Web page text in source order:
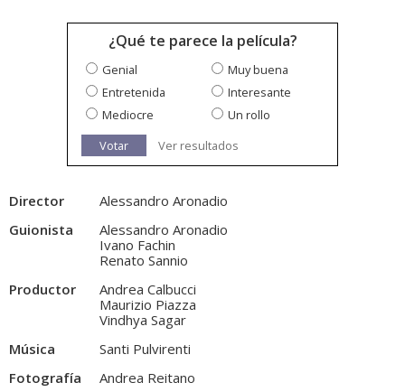
¿Qué te parece la película?
Genial
Muy buena
Entretenida
Interesante
Mediocre
Un rollo
Votar
Ver resultados
Director
Alessandro Aronadio
Guionista
Alessandro Aronadio
Ivano Fachin
Renato Sannio
Productor
Andrea Calbucci
Maurizio Piazza
Vindhya Sagar
Música
Santi Pulvirenti
Fotografía
Andrea Reitano